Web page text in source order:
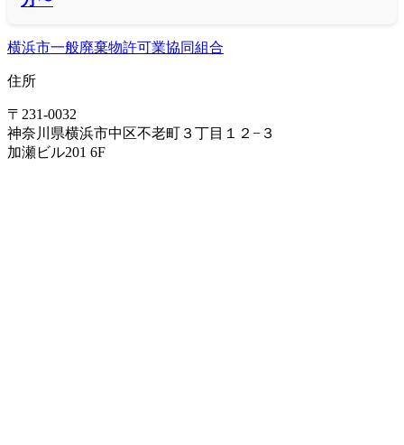
横浜市一般廃棄物許可業協同組合
住所
〒231-0032
神奈川県横浜市中区不老町３丁目１２−３
加瀬ビル201 6F